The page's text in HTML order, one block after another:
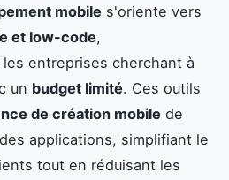
mobile s'oriente vers
et low-code,
entreprises cherchant à
un budget limité. Ces outils
de création mobile de
applications, simplifiant le
tout en réduisant les